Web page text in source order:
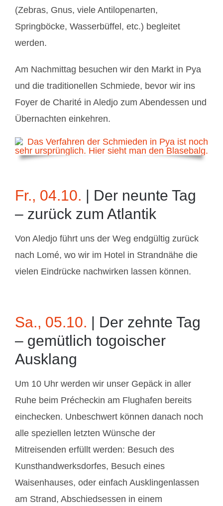
(Zebras, Gnus, viele Antilopenarten,
Springböcke, Wasserbüffel, etc.) begleitet
werden.
Am Nachmittag besuchen wir den Markt in Pya
und die traditionellen Schmiede, bevor wir ins
Foyer de Charité in Aledjo zum Abendessen und
Übernachten einkehren.
Fr., 04.10. | Der neunte Tag
– zurück zum Atlantik
Von Aledjo führt uns der Weg endgültig zurück
nach Lomé, wo wir im Hotel in Strandnähe die
vielen Eindrücke nachwirken lassen können.
Sa., 05.10. | Der zehnte Tag
– gemütlich togoischer
Ausklang
Um 10 Uhr werden wir unser Gepäck in aller
Ruhe beim Précheckin am Flughafen bereits
ein­checken. Unbeschwert können danach noch
alle speziellen letzten Wünsche der
Mitreisenden erfüllt werden: Besuch des
Kunsthandwerksdorfes, Besuch eines
Waisenhauses, oder einfach Ausklingenlassen
am Strand, Abschiedsessen in einem